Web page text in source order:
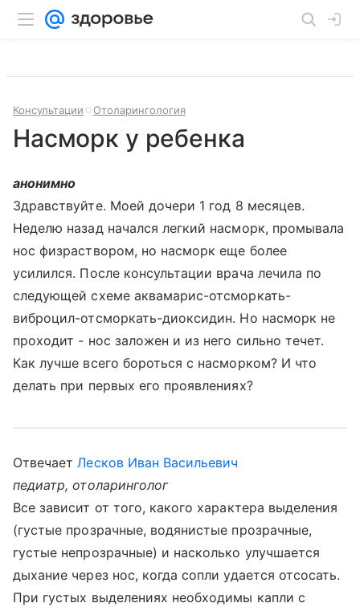
Консультации Отоларингология
Насморк у ребенка
анонимно
Здравствуйте. Моей дочери 1 год 8 месяцев.
Неделю назад начался легкий насморк, промывала
нос физраствором, но насморк еще более
усилился. После консультации врача лечила по
следующей схеме аквамарис-отсморкать-
виброцил-отсморкать-диоксидин. Но насморк не
проходит - нос заложен и из него сильно течет.
Как лучше всего бороться с насморком? И что
делать при первых его проявлениях?
ОтвечаетЛесков Иван Васильевич
педиатр, отоларинголог
Все зависит от того, какого характера выделения
(густые прозрачные, водянистые прозрачные,
густые непрозрачные) и насколько улучшается
дыхание через нос, когда сопли удается отсосать.
При густых выделениях необходимы капли с